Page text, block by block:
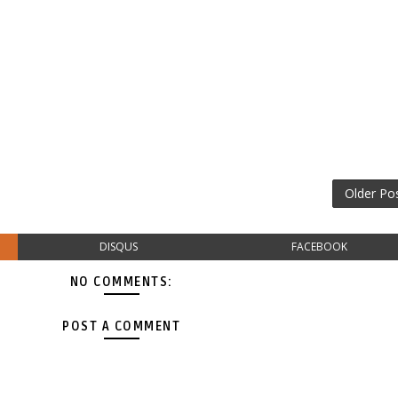
Older
DISQUS FACEBOOK
NO COMMENTS:
POST A COMMENT